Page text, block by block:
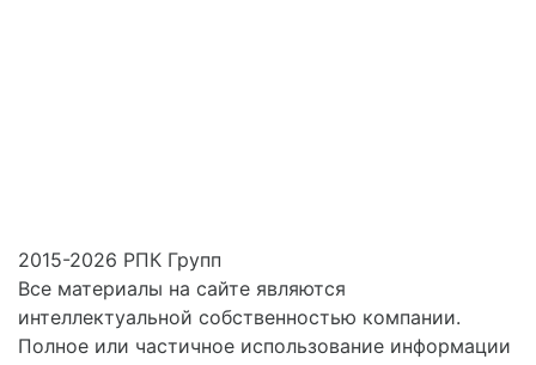
2015-2026 РПК Групп
Все материалы на сайте являются
интеллектуальной собственностью компании.
Полное или частичное использование информации